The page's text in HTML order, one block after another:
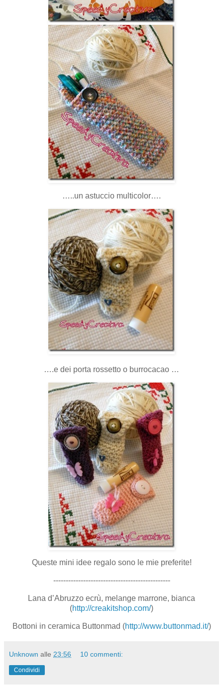
…..un astuccio multicolor….
….e dei porta rossetto o burrocacao …
Queste mini idee regalo sono le mie preferite!
-----------------------------------------------
Lana d’Abruzzo ecrù, melange marrone, bianca
(http://creakitshop.com/)
Bottoni in ceramica Buttonmad (http://www.buttonmad.it/)
Unknown alle 23:56 10 commenti:
Condividi